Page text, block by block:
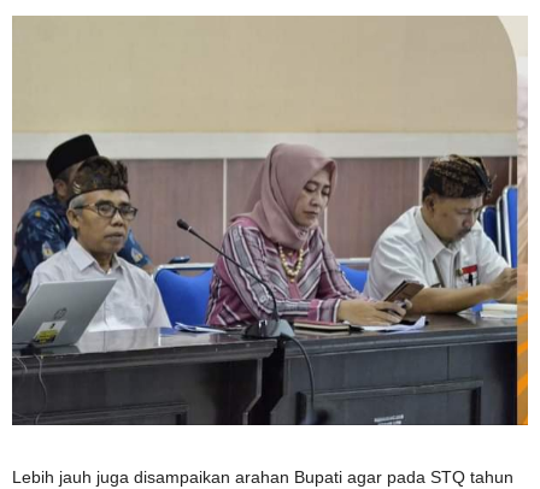
Lebih jauh juga disampaikan arahan Bupati agar pada STQ tahun